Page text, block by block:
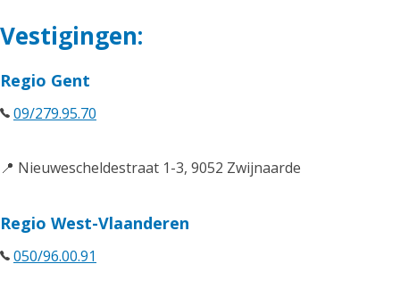
Vestigingen:
Regio Gent
09/279.95.70
📍 Nieuwescheldestraat 1-3, 9052 Zwijnaarde
Regio West-Vlaanderen
050/96.00.91